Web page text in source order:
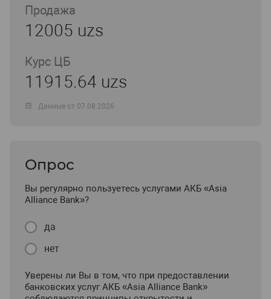
Продажа
12005 uzs
Курс ЦБ
11915.64 uzs
Данные от 07.08.2026
Опрос
Вы регулярно пользуетесь услугами АКБ «Asia
Alliance Bank»?
да
нет
Уверены ли Вы в том, что при предоставлении
банковских услуг АКБ «Asia Alliance Bank»